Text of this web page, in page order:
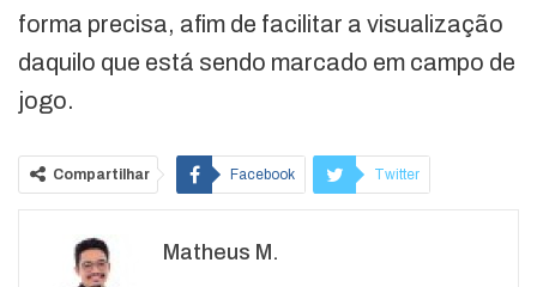
forma precisa, afim de facilitar a visualização
daquilo que está sendo marcado em campo de
jogo.
Compartilhar Facebook Twitter
WhatsApp
Matheus M.